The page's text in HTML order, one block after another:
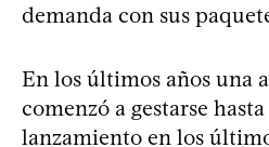
demanda con sus
En los últimos años una
comenzó a gestarse
lanzamiento en los